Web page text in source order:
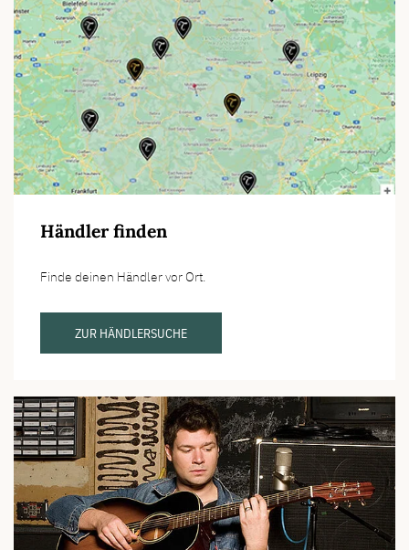
Händler finden
Finde deinen Händler vor Ort.
ZUR HÄNDLERSUCHE